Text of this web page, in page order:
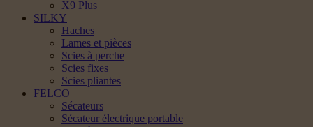
X9 Plus
SILKY
Haches
Lames et pièces
Scies à perche
Scies fixes
Scies pliantes
FELCO
Sécateurs
Sécateur électrique portable